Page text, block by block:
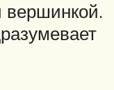
вершинкой.